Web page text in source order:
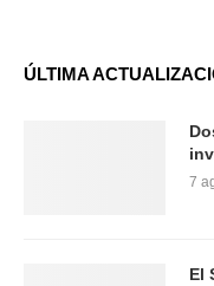
ÚLTIMA
7
El